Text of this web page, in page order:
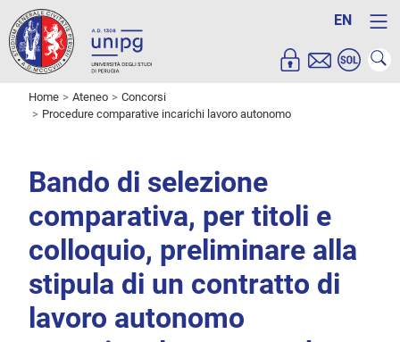
EN
Home Ateneo
Concorsi
Procedure comparative incarichi lavoro autonomo
Bando di selezione
comparativa, per titoli e
colloquio, preliminare alla
stipula di un contratto di
lavoro autonomo